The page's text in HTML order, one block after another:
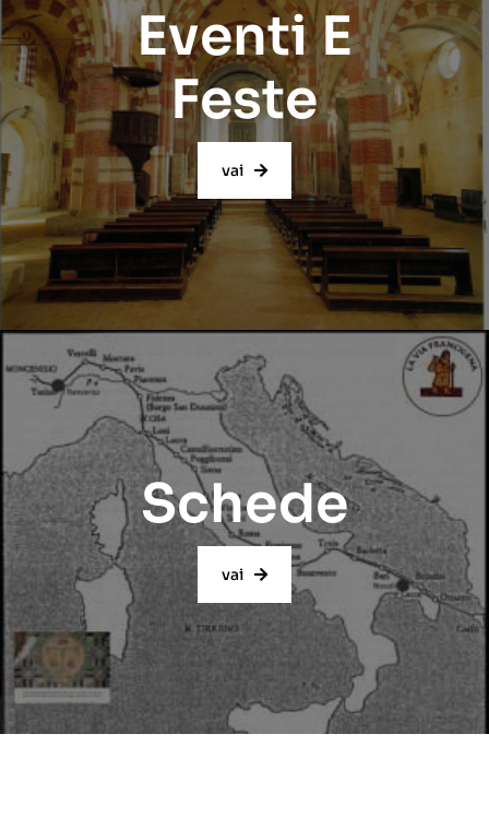
Eventi E
Feste
vai
Schede
vai